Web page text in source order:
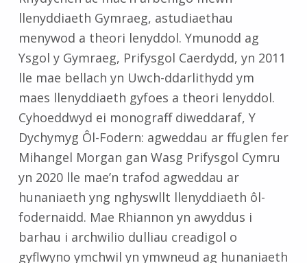
llenyddiaeth Gymraeg, astudiaethau
menywod a theori lenyddol. Ymunodd ag
Ysgol y Gymraeg, Prifysgol Caerdydd, yn 2011
lle mae bellach yn Uwch-ddarlithydd ym
maes llenyddiaeth gyfoes a theori lenyddol.
Cyhoeddwyd ei monograff diweddaraf, Y
Dychymyg Ôl-Fodern: agweddau ar ffuglen fer
Mihangel Morgan gan Wasg Prifysgol Cymru
yn 2020 lle mae’n trafod agweddau ar
hunaniaeth yng nghyswllt llenyddiaeth ôl-
fodernaidd. Mae Rhiannon yn awyddus i
barhau i archwilio dulliau creadigol o
gyflwyno ymchwil yn ymwneud ag hunaniaeth